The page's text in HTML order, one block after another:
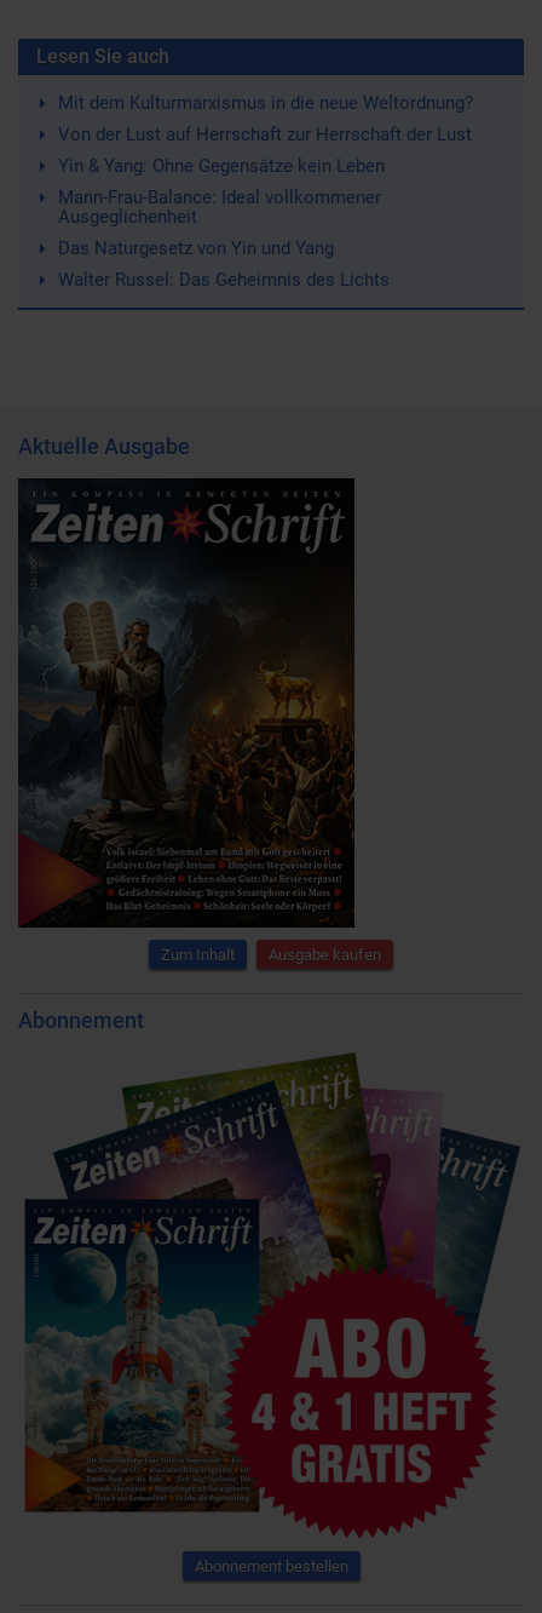
Lesen Sie auch
Mit dem Kulturmarxismus in die neue Weltordnung?
Von der Lust auf Herrschaft zur Herrschaft der Lust
Yin & Yang: Ohne Gegensätze kein Leben
Mann-Frau-Balance: Ideal vollkommener
Ausgeglichenheit
Das Naturgesetz von Yin und Yang
Walter Russel: Das Geheimnis des Lichts
Aktuelle Ausgabe
Zum Inhalt Ausgabe kaufen
Abonnement
Abonnement bestellen